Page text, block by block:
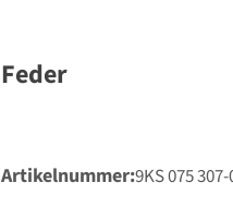
Feder
Artikelnummer 9KS 075